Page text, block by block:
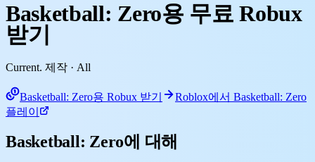
Basketball: Zero용 무료 Robux
받기
Current. 제작 · All
Basketball: Zero용 Robux 받기
Roblox에서 Basketball: Zero
플레이
Basketball: Zero에 대해